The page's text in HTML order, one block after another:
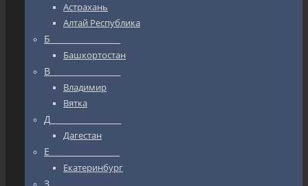
Астрахань
Алтай Республика
Б_________________
Башкортостан
В_________________
Владимир
Вятка
Д_________________
Дагестан
Е_________________
Екатеринбург